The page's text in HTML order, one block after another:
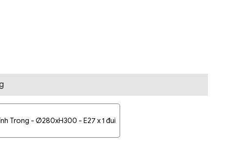
Trong - Ø280xH300 - E27 x 1 đui